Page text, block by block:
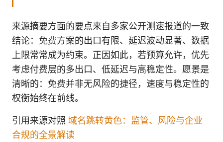
来源摘要方面的要点来自多家公开测速报道的一致
结论：免费方案的出口有限、延迟波动显著、数据
上限常常成为约束。正因如此，若预算允许，优先
考虑付费层的多出口、低延迟与高稳定性。愿景是
清晰的：免费并非无风险的捷径，速度与稳定性的
权衡始终在前线。
引用来源对照 域名跳转黄色：监管、风险与企业
合规的全景解读